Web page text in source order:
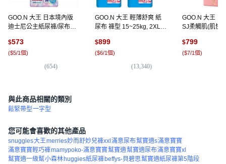
GOO.N 大王 日本境內版
迪士尼公主紙尿褲/尿布
$573
($5/1個)
(654)
GOO.N 大王 輕薄舒爽 紙
尿布 褲型 15~25kg, 2XL,
$899
($6/1個)
(13,340)
GOO.N 大王 日
SJ柔觸肌(肌快
$799
($7/1個)
與此商品相關的類別
鬆緊帶型一字型
您可能會喜歡的其他產品
snuggles大王merries妙而舒妙兒褲xxl 滿意尿布幫寶適s滿意寶寶
滿意寶寶輕巧褲mamypoko-滿意寶寶幫寶適幫寶適尿布滿意寶寶xl
幫寶適一級幫小森林 huggies紙尿褲beffys-貝碧思幫寶適紙尿褲第5階段